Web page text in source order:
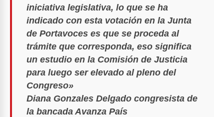
iniciativa legislativa, lo que se ha
indicado con esta votación en la Junta
de Portavoces es que se proceda al
trámite que corresponda, eso significa
un estudio en la Comisión de Justicia
para luego ser elevado al pleno del
Congreso»
Diana Gonzales Delgado congresista de
la bancada Avanza País